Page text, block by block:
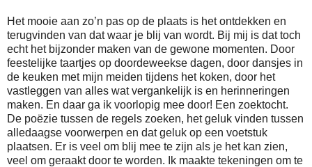
Het mooie aan zo’n pas op de plaats is het ontdekken en
terugvinden van dat waar je blij van wordt. Bij mij is dat toch
echt het bijzonder maken van de gewone momenten. Door
feestelijke taartjes op doordeweekse dagen, door dansjes in
de keuken met mijn meiden tijdens het koken, door het
vastleggen van alles wat vergankelijk is en herinneringen
maken. En daar ga ik voorlopig mee door! Een zoektocht.
De poëzie tussen de regels zoeken, het geluk vinden tussen
alledaagse voorwerpen en dat geluk op een voetstuk
plaatsen. Er is veel om blij mee te zijn als je het kan zien,
veel om geraakt door te worden. Ik maakte tekeningen om te